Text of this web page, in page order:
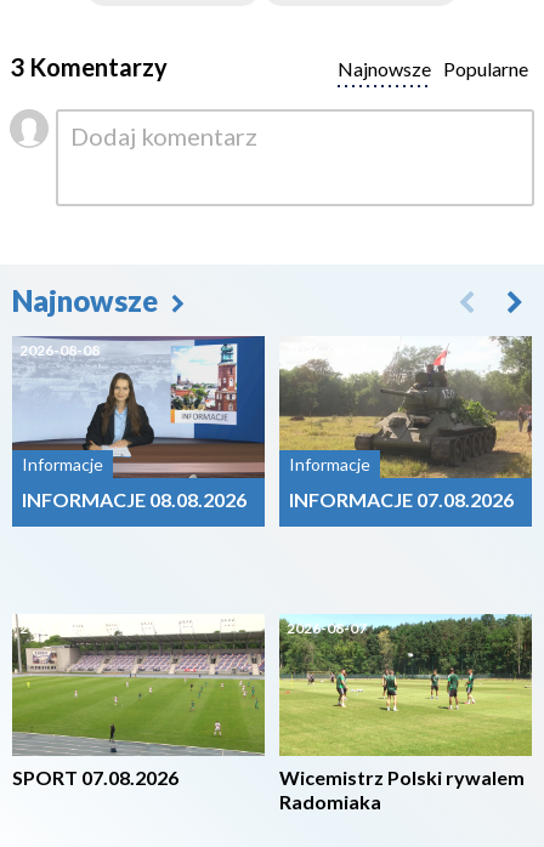
3 Komentarzy Popularne
Najnowsze
Najnowsze
2026-08-08
Informacje
INFORMACJE 08.08.2026
2026-08-07
SPORT 07.08.2026
Informacje
INFORMACJE 07.08.2026
2026-08-07
Wicemistrz Polski rywalem
Radomiaka